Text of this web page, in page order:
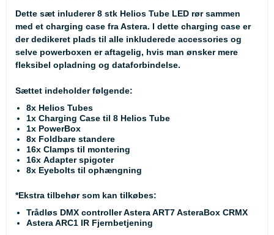
Dette sæt inluderer 8 stk Helios Tube LED rør sammen
med et charging case fra Astera. I dette charging case er
der dedikeret plads til alle inkluderede accessories og
selve powerboxen er aftagelig, hvis man ønsker mere
fleksibel opladning og dataforbindelse.
Sættet indeholder følgende:
8x Helios Tubes
1x Charging Case til 8 Helios Tube
1x PowerBox
8x Foldbare standere
16x Clamps til montering
16x Adapter spigoter
8x Eyebolts til ophængning
*Ekstra tilbehør som kan tilkøbes:
Trådløs DMX controller Astera ART7 AsteraBox CRMX
Astera ARC1 IR Fjernbetjening